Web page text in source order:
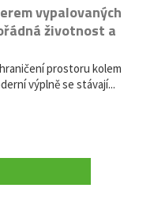
vypalovaných
životnost a
prostoru kolem
výplně se stávají...